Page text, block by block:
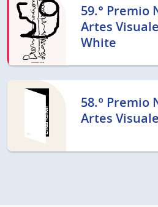
59.° Premio
Artes
White
58.º Premio
Artes